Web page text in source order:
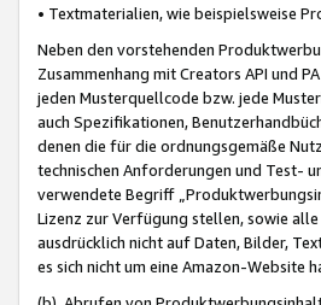
• Textmaterialien, wie beispielsweise
Neben den vorstehenden
Zusammenhang mit Creators API und
jeden Musterquellcode bzw. jede
auch Spezifikationen,
denen die für die ordnungsgemäße
technischen Anforderungen und Test-
verwendete Begriff
Lizenz zur Verfügung stellen, sowie
ausdrücklich nicht auf Daten, Bilder,
es sich nicht um eine Amazon-Website